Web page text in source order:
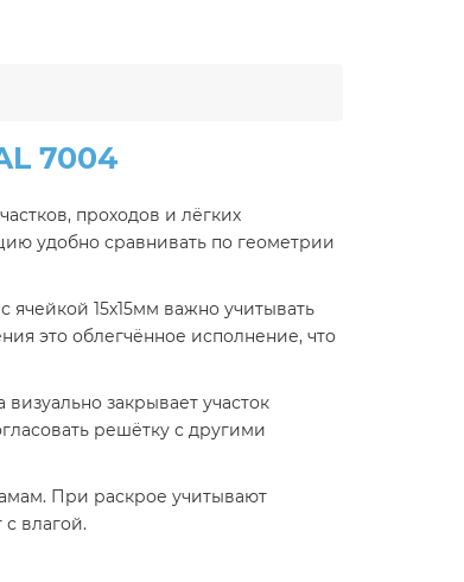
7004
проходов и лёгких
удобно сравнивать по геометрии
15х15мм важно учитывать
это облегчённое исполнение, что
закрывает участок
решётку с другими
При раскрое учитывают
влагой.